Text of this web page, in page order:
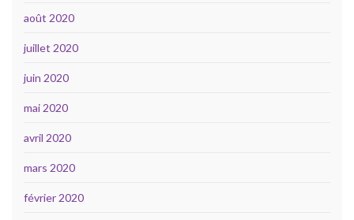
août 2020
juillet 2020
juin 2020
mai 2020
avril 2020
mars 2020
février 2020